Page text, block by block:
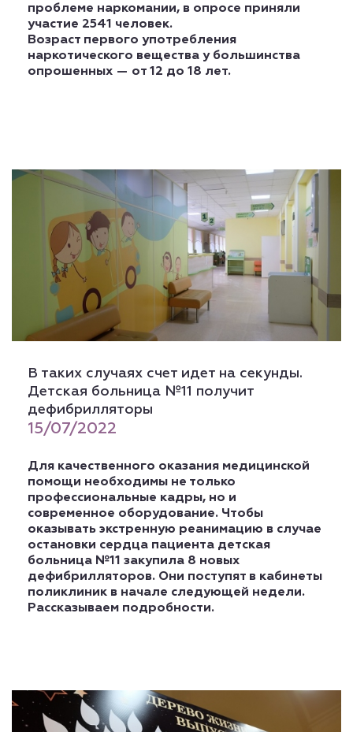
проблеме наркомании, в опросе приняли
участие 2541 человек.
Возраст первого употребления
наркотического вещества у большинства
опрошенных — от 12 до 18 лет.
В таких случаях счет идет на секунды.
Детская больница №11 получит
дефибрилляторы
15/07/2022
Для качественного оказания медицинской
помощи необходимы не только
профессиональные кадры, но и
современное оборудование. Чтобы
оказывать экстренную реанимацию в случае
остановки сердца пациента детская
больница №11 закупила 8 новых
дефибрилляторов. Они поступят в кабинеты
поликлиник в начале следующей недели.
Рассказываем подробности.